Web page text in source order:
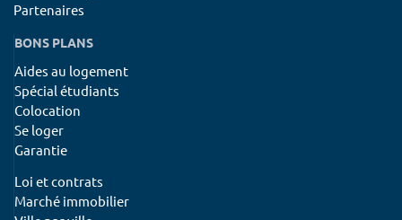
Partenaires
BONS PLANS
Aides au logement
Spécial étudiants
Colocation
Se loger
Garantie
Loi et contrats
Marché immobilier